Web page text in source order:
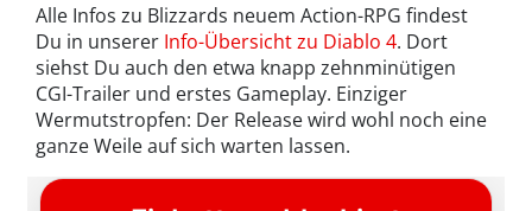
Alle Infos zu Blizzards neuem Action-RPG findest
Du in unserer Info-Übersicht zu Diablo 4. Dort
siehst Du auch den etwa knapp zehnminütigen
CGI-Trailer und erstes Gameplay. Einziger
Wermutstropfen: Der Release wird wohl noch eine
ganze Weile auf sich warten lassen.